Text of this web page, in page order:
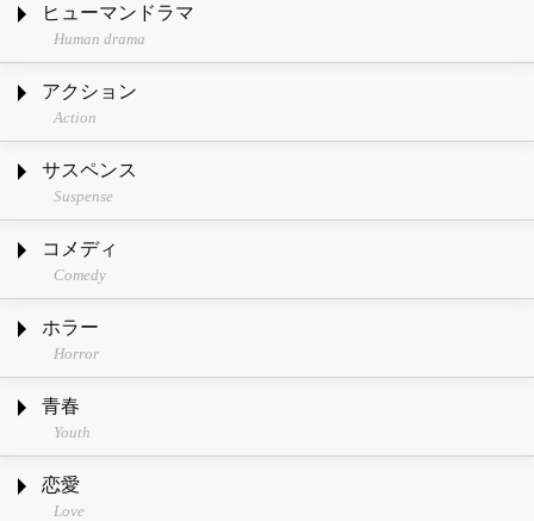
ヒューマンドラマ
Human drama
アクション
Action
サスペンス
Suspense
コメディ
Comedy
ホラー
Horror
青春
Youth
恋愛
Love